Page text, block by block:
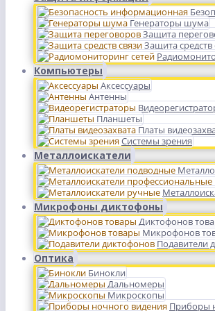
Генераторы шума
Защита
Защита средств
Компьютеры
Аксессуары
Антенны
Планшеты
Платы
Системы зрения
Металлоискатели
Микрофоны диктофоны
Диктофонов
Микрофонов
Подавители
Оптика
Бинокли
Дальномеры
Микроскопы
Приборы